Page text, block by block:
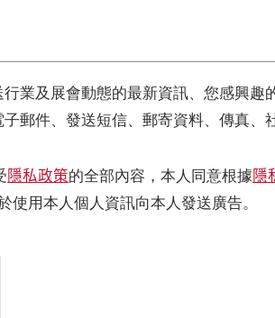
業及展會動態的最新資訊、您感興趣
郵件、發送短信、郵寄資料、傳真、
隱私政策的全部內容，本人同意根據隱
用本人個人資訊向本人發送廣告。